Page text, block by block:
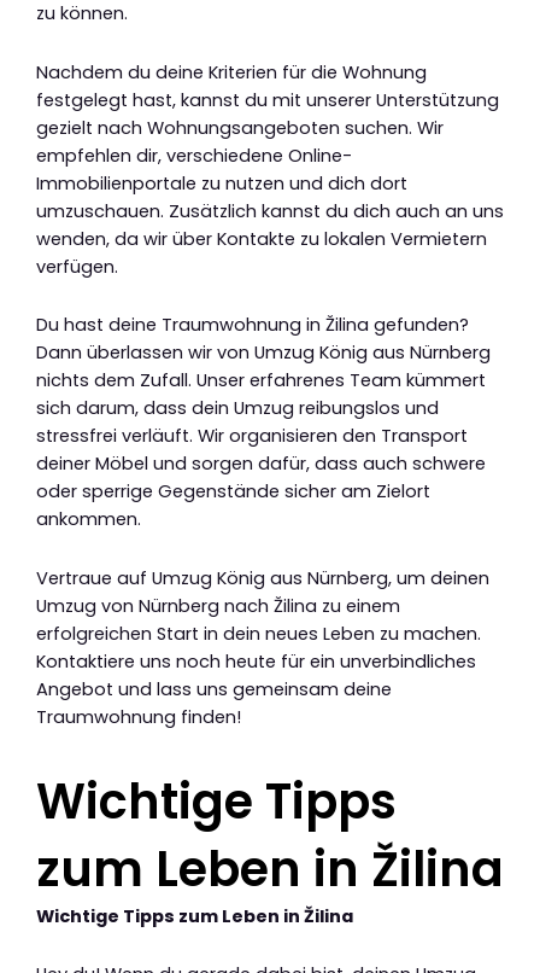
zu können.
Nachdem du deine Kriterien für die Wohnung
festgelegt hast, kannst du mit unserer Unterstützung
gezielt nach Wohnungsangeboten suchen. Wir
empfehlen dir, verschiedene Online-
Immobilienportale zu nutzen und dich dort
umzuschauen. Zusätzlich kannst du dich auch an uns
wenden, da wir über Kontakte zu lokalen Vermietern
verfügen.
Du hast deine Traumwohnung in Žilina gefunden?
Dann überlassen wir von Umzug König aus Nürnberg
nichts dem Zufall. Unser erfahrenes Team kümmert
sich darum, dass dein Umzug reibungslos und
stressfrei verläuft. Wir organisieren den Transport
deiner Möbel und sorgen dafür, dass auch schwere
oder sperrige Gegenstände sicher am Zielort
ankommen.
Vertraue auf Umzug König aus Nürnberg, um deinen
Umzug von Nürnberg nach Žilina zu einem
erfolgreichen Start in dein neues Leben zu machen.
Kontaktiere uns noch heute für ein unverbindliches
Angebot und lass uns gemeinsam deine
Traumwohnung finden!
Wichtige Tipps
zum Leben in Žilina
Wichtige Tipps zum Leben in Žilina